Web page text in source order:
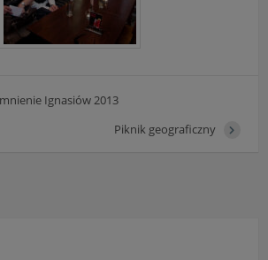
Ignasiów 2013
Piknik geograficzny